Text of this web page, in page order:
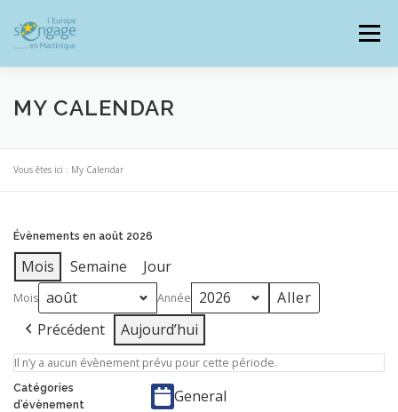
contenu
Menu
PROGRAMMES
JE SUIS BÉNÉFICIAIRE
RESSOURCES DOCUMENTAIRES ZOOM EUROPE
SIGNALER UNE FRAUDE
MY CALENDAR
Vous êtes ici : My Calendar
Évènements en août 2026
Mois Semaine Jour
Mois Année
Précédent Aujourd’hui
Il n’y a aucun évènement prévu pour cette période.
Catégories
d’évènement
General